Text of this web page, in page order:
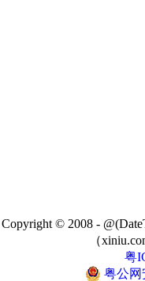
Copyright © 2008 -
（
粤
粤公网